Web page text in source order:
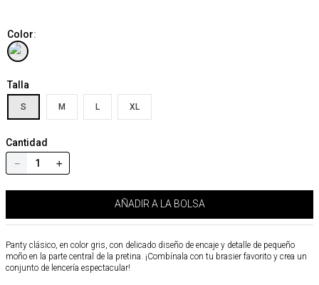
Color:
Talla
S M L XL
Cantidad
＋
－
AÑADIR A LA BOLSA
Panty clásico, en color gris, con delicado diseño de encaje y detalle de pequeño
moño en la parte central de la pretina. ¡Combínala con tu brasier favorito y crea un
conjunto de lencería espectacular!